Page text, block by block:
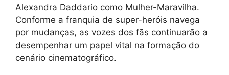
Alexandra Daddario como Mulher-Maravilha.
Conforme a franquia de super-heróis navega
por mudanças, as vozes dos fãs continuarão a
desempenhar um papel vital na formação do
cenário cinematográfico.